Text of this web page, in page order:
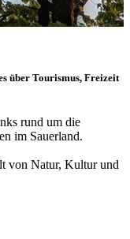
über Tourismus, Freizeit
rund um die
im Sauerland.
von Natur, Kultur und